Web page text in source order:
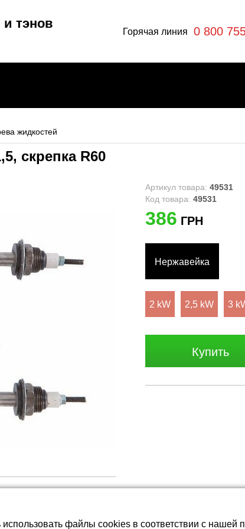
тэнов
Горячая линия 0 800
LiFePO4
жидкостей
скрепка R60
Артикул товара: 49531
Код товара: 49531
386 ГРН
Нержавейка
2 kW 2,5 kW 3
Купить
файлы cookies в соответствии с